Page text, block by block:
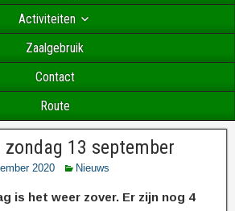
Activiteiten
Zaalgebruik
Contact
Route
13 september
2020 Nieuws
is het weer zover. Er zijn nog 4